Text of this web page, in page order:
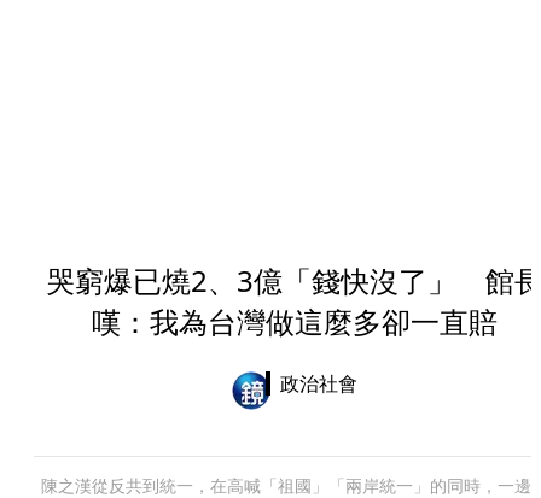
哭窮爆已燒2、3億「錢快沒了」 館
嘆：我為台灣做這麼多卻一直賠
政治社會
陳之漢從反共到統一，在高喊「祖國」「兩岸統一」的同時，一邊